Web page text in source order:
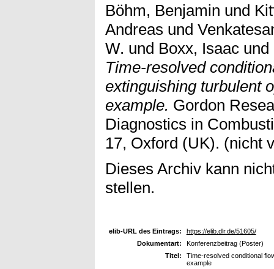
Böhm, Benjamin und
Andreas und
W. und Boxx, Isaac und
Time-resolved
extinguishing turbulent
example. Gordon
Diagnostics in
17, Oxford (UK). (nicht
Dieses Archiv kann
stellen.
elib-URL des Eintrags:
https://elib.dlr.de/51605/
Dokumentart:
Konferenzbeitrag (Poster)
Titel:
Time-resolved conditional
example